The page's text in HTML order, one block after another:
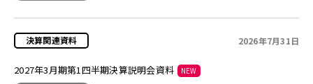
2026年7月31日
2027年3月期第1四半期決算説明会資料 NEW